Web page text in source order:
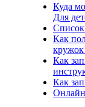
Куда
Для
Как
кружок
Как
Как